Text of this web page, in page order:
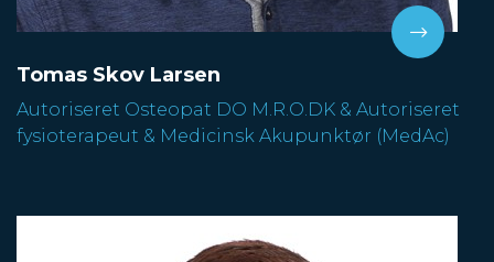
Tomas Skov Larsen
Autoriseret Osteopat DO M.R.O.DK & Autoriseret
fysioterapeut & Medicinsk Akupunktør (MedAc)